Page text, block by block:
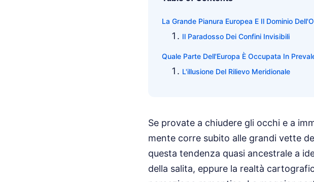
La Grande Pianura Europea E Il Dominio
Il Paradosso Dei Confini Invisibili
Quale Parte Dell'Europa È Occupata In
L'illusione Del Rilievo Meridionale
Se provate a chiudere gli occhi e a
mente corre subito alle grandi vette
questa tendenza quasi ancestrale a
della salita, eppure la realtà